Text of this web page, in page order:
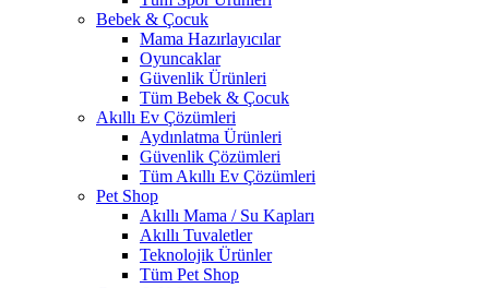
Bebek & Çocuk
Mama Hazırlayıcılar
Oyuncaklar
Güvenlik Ürünleri
Tüm Bebek & Çocuk
Akıllı Ev Çözümleri
Aydınlatma Ürünleri
Güvenlik Çözümleri
Tüm Akıllı Ev Çözümleri
Pet Shop
Akıllı Mama / Su Kapları
Akıllı Tuvaletler
Teknolojik Ürünler
Tüm Pet Shop